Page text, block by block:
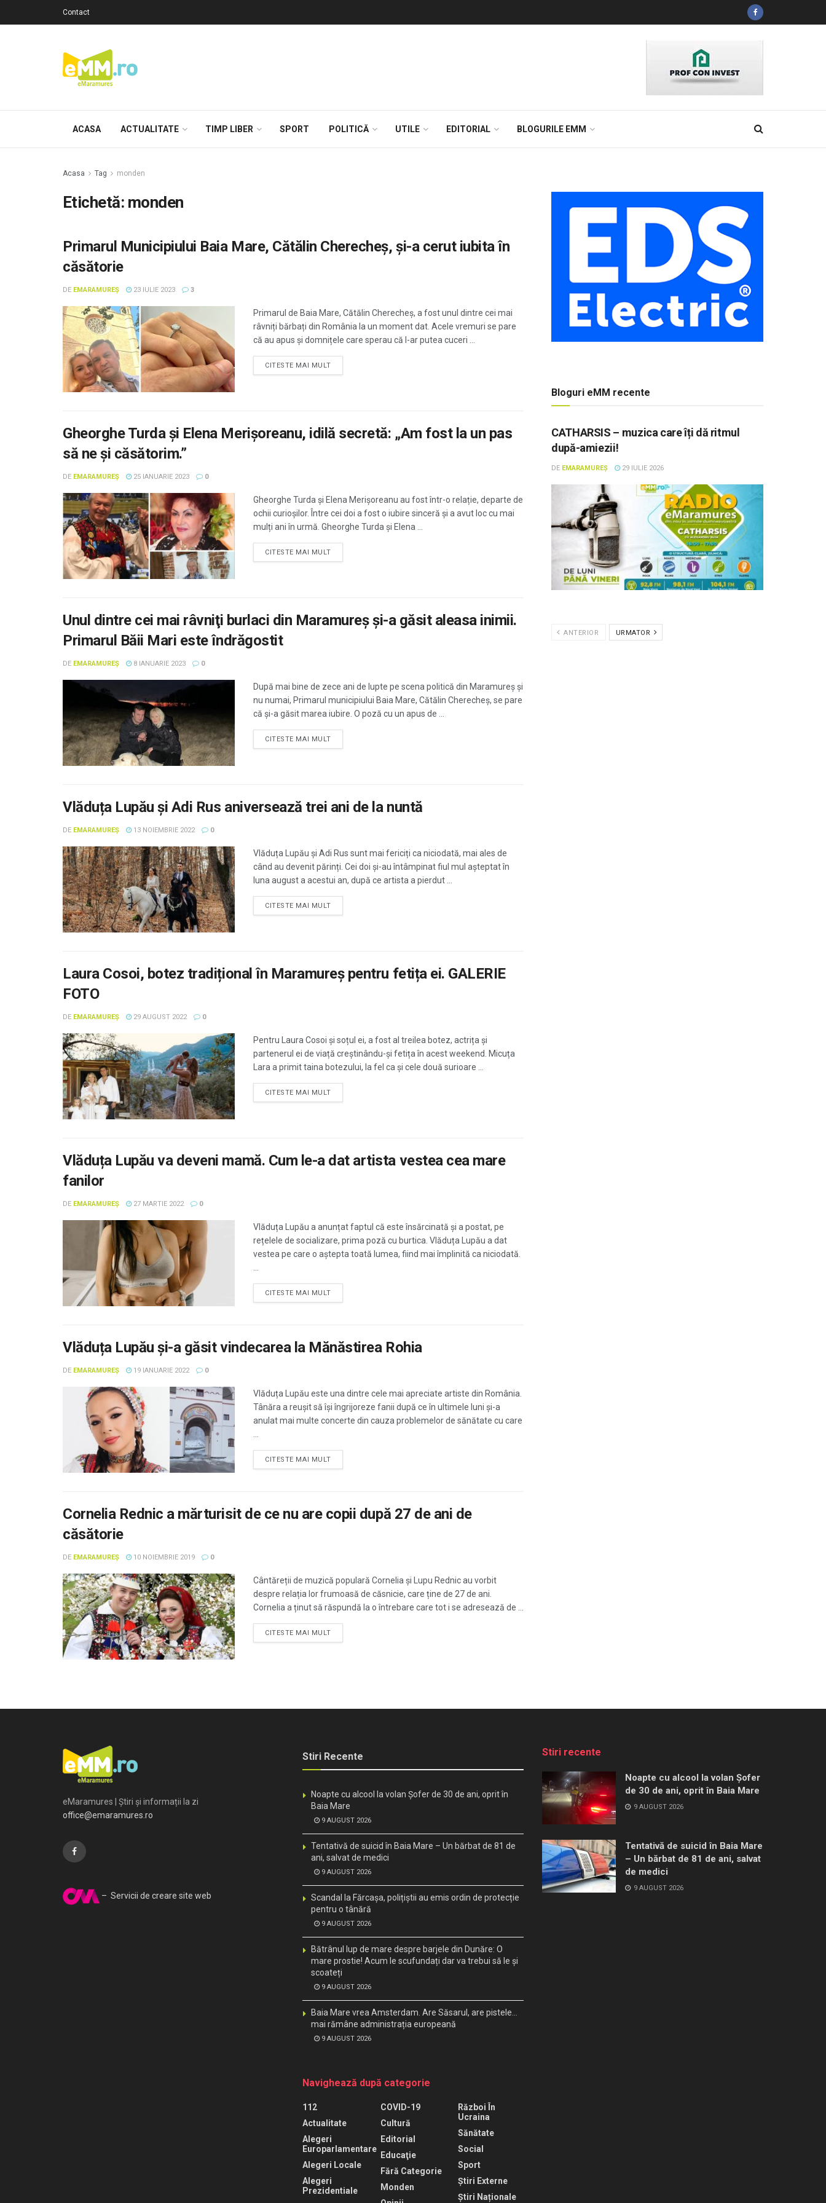
Contact
ACASA ACTUALITATE TIMP LIBER SPORT POLITICĂ UTILE EDITORIAL BLOGURILE EMM
Acasa Tag monden
Etichetă: monden
Primarul Municipiului Baia Mare, Cătălin Cherecheș, și-a cerut iubita în
căsătorie
DE EMARAMUREȘ 23 IULIE 2023 3
Primarul de Baia Mare, Cătălin Cherecheș, a fost unul dintre cei mai
râvniți bărbați din România la un moment dat. Acele vremuri se pare
că au apus și domnițele care sperau că l-ar putea cuceri ...
CITESTE MAI MULT
Gheorghe Turda și Elena Merișoreanu, idilă secretă: „Am fost la un pas
să ne și căsătorim.”
DE EMARAMUREȘ 25 IANUARIE 2023 0
Gheorghe Turda și Elena Merișoreanu au fost într-o relație, departe de
ochii curioșilor. Între cei doi a fost o iubire sinceră și a avut loc cu mai
mulți ani în urmă. Gheorghe Turda și Elena ...
CITESTE MAI MULT
Unul dintre cei mai râvniţi burlaci din Maramureș și-a găsit aleasa inimii.
Primarul Băii Mari este îndrăgostit
DE EMARAMUREȘ 8 IANUARIE 2023 0
După mai bine de zece ani de lupte pe scena politică din Maramureș și
nu numai, Primarul municipiului Baia Mare, Cătălin Cherecheș, se pare
că și-a găsit marea iubire. O poză cu un apus de ...
CITESTE MAI MULT
Vlăduța Lupău și Adi Rus aniversează trei ani de la nuntă
DE EMARAMUREȘ 13 NOIEMBRIE 2022 0
Vlăduța Lupău și Adi Rus sunt mai fericiți ca niciodată, mai ales de
când au devenit părinți. Cei doi și-au întâmpinat fiul mul așteptat în
luna august a acestui an, după ce artista a pierdut ...
CITESTE MAI MULT
Laura Cosoi, botez tradițional în Maramureș pentru fetița ei. GALERIE
FOTO
DE EMARAMUREȘ 29 AUGUST 2022 0
Pentru Laura Cosoi și soțul ei, a fost al treilea botez, actrița și
partenerul ei de viață creștinându-și fetița în acest weekend. Micuța
Lara a primit taina botezului, la fel ca și cele două surioare ...
CITESTE MAI MULT
Vlăduța Lupău va deveni mamă. Cum le-a dat artista vestea cea mare
fanilor
DE EMARAMUREȘ 27 MARTIE 2022 0
Vlăduța Lupău a anunțat faptul că este însărcinată și a postat, pe
rețelele de socializare, prima poză cu burtica. Vlăduța Lupău a dat
vestea pe care o aștepta toată lumea, fiind mai împlinită ca niciodată.
CITESTE MAI MULT
Vlăduța Lupău și-a găsit vindecarea la Mănăstirea Rohia
DE EMARAMUREȘ 19 IANUARIE 2022 0
Vlăduța Lupău este una dintre cele mai apreciate artiste din România.
Tânăra a reuşit să îşi îngrijoreze fanii după ce în ultimele luni şi-a
anulat mai multe concerte din cauza problemelor de sănătate cu care
CITESTE MAI MULT
Cornelia Rednic a mărturisit de ce nu are copii după 27 de ani de
căsătorie
DE EMARAMUREȘ 10 NOIEMBRIE 2019 0
Cântăreții de muzică populară Cornelia și Lupu Rednic au vorbit
despre relația lor frumoasă de căsnicie, care ține de 27 de ani.
Cornelia a ținut să răspundă la o întrebare care tot i se adresează de ...
CITESTE MAI MULT
Bloguri eMM recente
CATHARSIS – muzica care îți dă ritmul
după-amiezii!
DE EMARAMUREȘ 29 IULIE 2026
ANTERIOR URMATOR
eMaramures | Știri și informații la zi
office@emaramures.ro
– Servicii de creare site web
Stiri Recente
Noapte cu alcool la volan Șofer de 30 de ani, oprit în
Baia Mare
9 AUGUST 2026
Tentativă de suicid în Baia Mare – Un bărbat de 81 de
ani, salvat de medici
9 AUGUST 2026
Scandal la Fărcașa, polițiștii au emis ordin de protecție
pentru o tânără
9 AUGUST 2026
Bătrânul lup de mare despre barjele din Dunăre: O
mare prostie! Acum le scufundați dar va trebui să le și
scoateți
9 AUGUST 2026
Baia Mare vrea Amsterdam. Are Săsarul, are pistele…
mai rămâne administrația europeană
9 AUGUST 2026
Navighează după categorie
112
Actualitate
Alegeri
Europarlamentare
Alegeri Locale
Alegeri
Prezidentiale
COVID-19
Cultură
Editorial
Educaţie
Fără Categorie
Monden
Război În
Ucraina
Sănătate
Social
Sport
Știri Externe
Știri Naționale
Stiri recente
Noapte cu alcool la volan Șofer
de 30 de ani, oprit în Baia Mare
9 AUGUST 2026
Tentativă de suicid în Baia Mare
– Un bărbat de 81 de ani, salvat
de medici
9 AUGUST 2026